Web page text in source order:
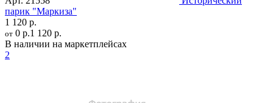
парик "Маркиза"
1 120 р.
от 0 р.1 120 р.
В наличии на маркетплейсах
2